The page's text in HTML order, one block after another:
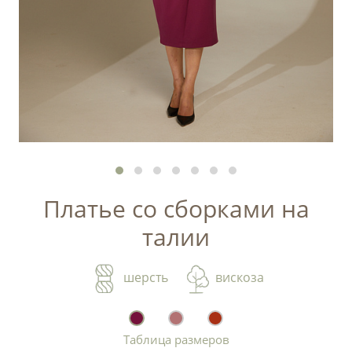
Платье со сборками на
талии
шерсть вискоза
Таблица размеров